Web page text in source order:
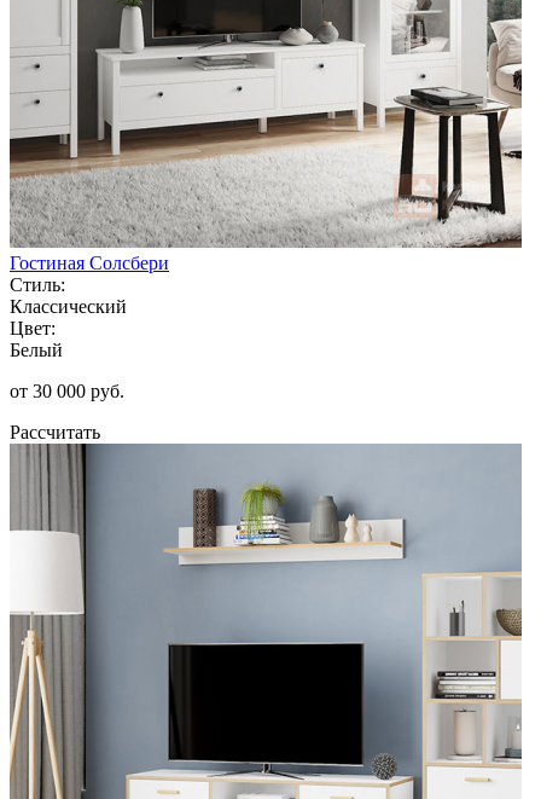
Гостиная Солсбери
Стиль:
Классический
Цвет:
Белый
от 30 000 руб.
Рассчитать